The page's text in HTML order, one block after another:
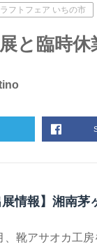
フトフェア いちの市
と臨時休
展情報】湘南
、靴アサオカ工